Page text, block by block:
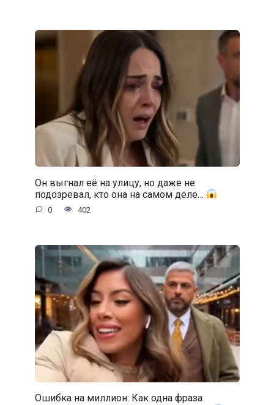
Он выгнал её на улицу, но даже не
подозревал, кто она на самом деле…
0 402
Ошибка на миллион: Как одна фраза